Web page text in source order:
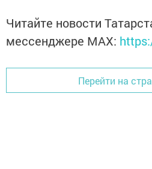
Читайте новости
мессенджере MАХ:
Перейти на